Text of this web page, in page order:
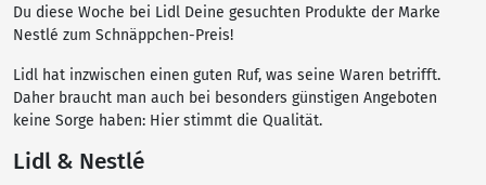
Du diese Woche bei Lidl Deine gesuchten Produkte der Marke
Nestlé zum Schnäppchen-Preis!
Lidl hat inzwischen einen guten Ruf, was seine Waren betrifft.
Daher braucht man auch bei besonders günstigen Angeboten
keine Sorge haben: Hier stimmt die Qualität.
Lidl & Nestlé